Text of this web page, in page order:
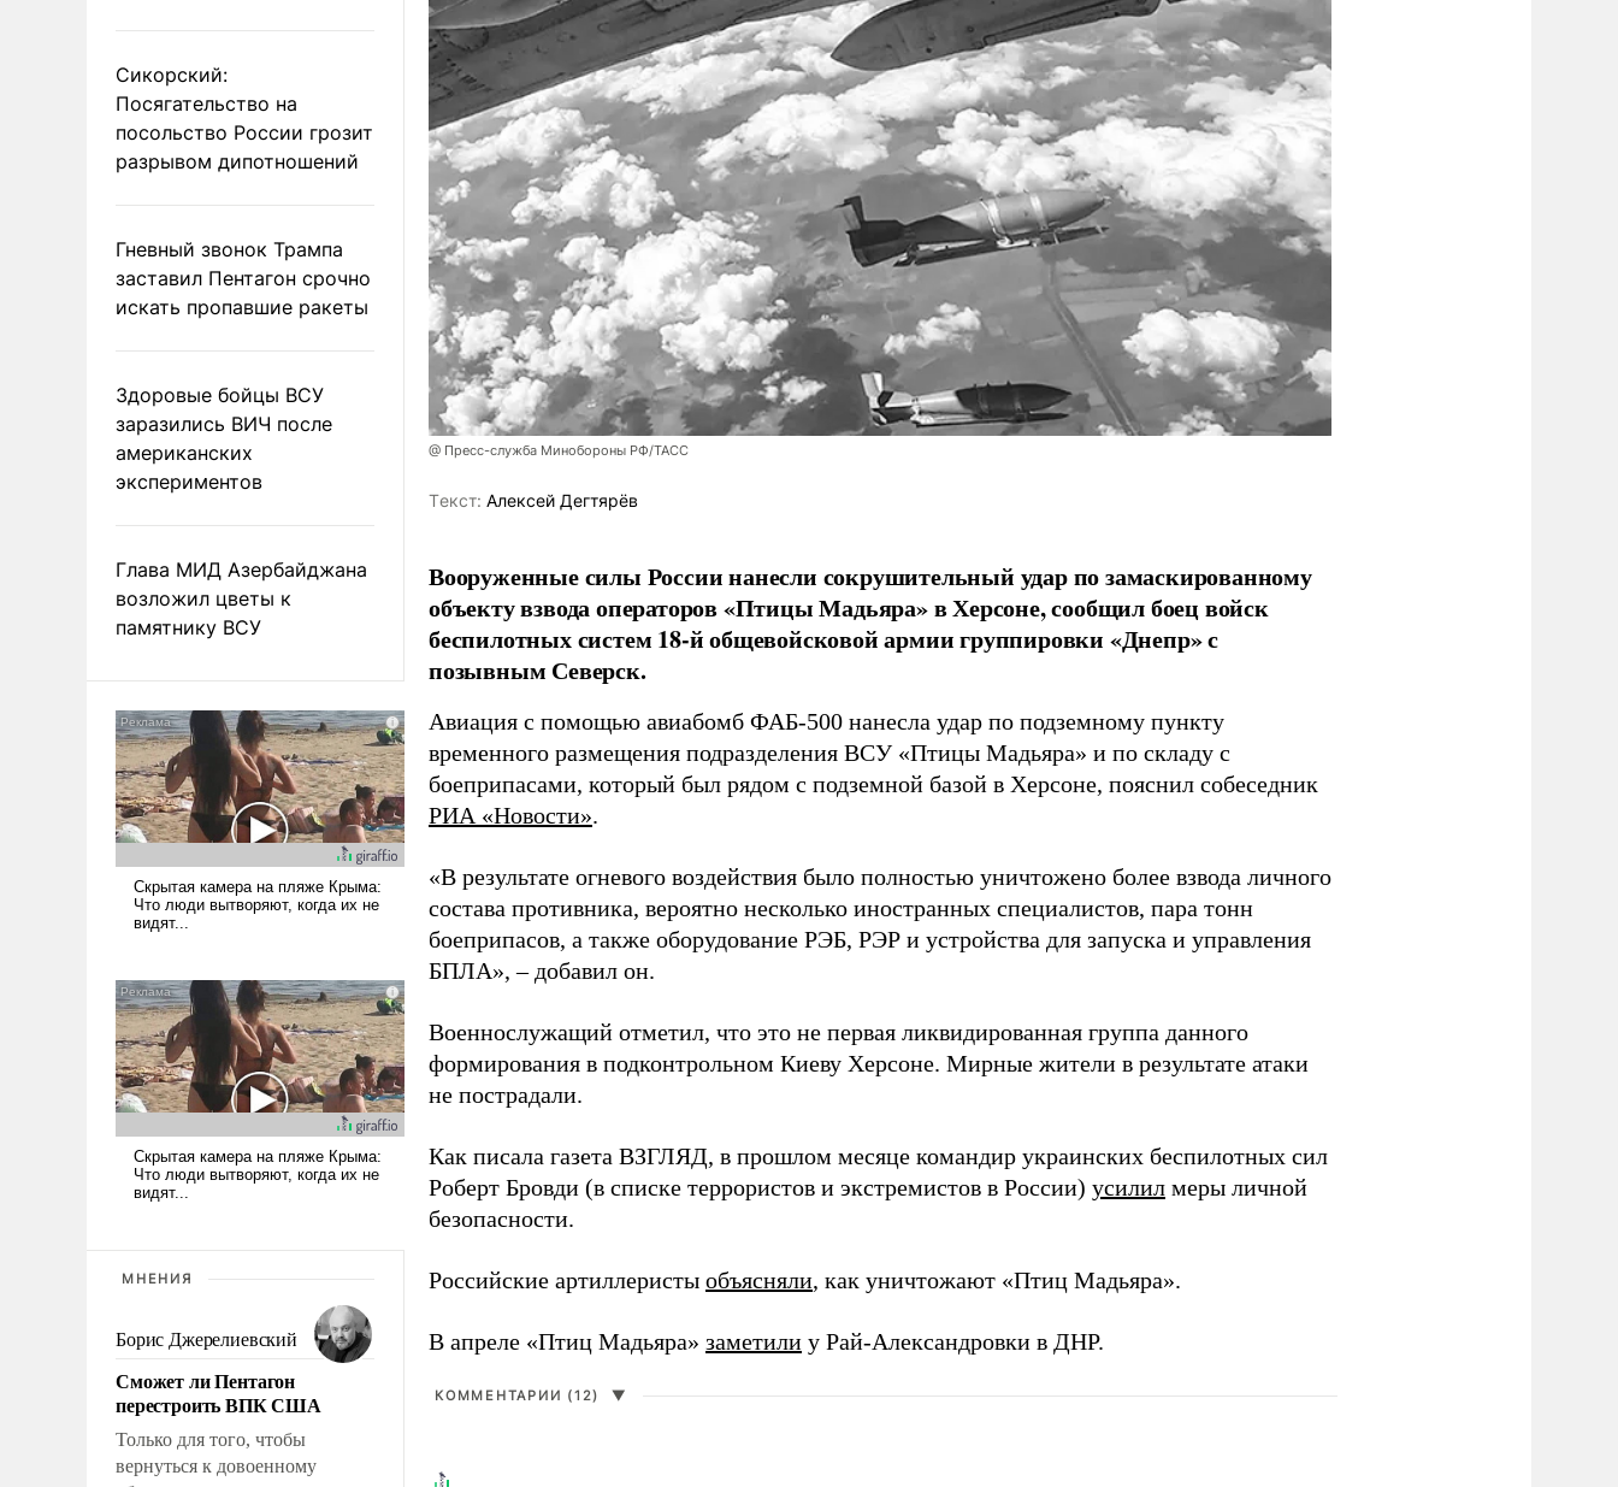
Сикорский:
Посягательство на
посольство России грозит
разрывом дипотношений
Гневный звонок Трампа
заставил Пентагон срочно
искать пропавшие ракеты
Здоровые бойцы ВСУ
заразились ВИЧ после
американских
экспериментов
Глава МИД Азербайджана
возложил цветы к
памятнику ВСУ
МНЕНИЯ
Борис Джерелиевский
Сможет ли Пентагон
перестроить ВПК США
Только для того, чтобы
вернуться к довоенному
@ Пресс-служба Минобороны РФ/ТАСС
Tекст: Алексей Дегтярёв
Вооруженные силы России нанесли сокрушительный удар по замаскированному
объекту взвода операторов «Птицы Мадьяра» в Херсоне, сообщил боец войск
беспилотных систем 18-й общевойсковой армии группировки «Днепр» с
позывным Северск.
Авиация с помощью авиабомб ФАБ-500 нанесла удар по подземному пункту
временного размещения подразделения ВСУ «Птицы Мадьяра» и по складу с
боеприпасами, который был рядом с подземной базой в Херсоне, пояснил собеседник
РИА «Новости».
«В результате огневого воздействия было полностью уничтожено более взвода личного
состава противника, вероятно несколько иностранных специалистов, пара тонн
боеприпасов, а также оборудование РЭБ, РЭР и устройства для запуска и управления
БПЛА», – добавил он.
Военнослужащий отметил, что это не первая ликвидированная группа данного
формирования в подконтрольном Киеву Херсоне. Мирные жители в результате атаки
не пострадали.
Как писала газета ВЗГЛЯД, в прошлом месяце командир украинских беспилотных сил
Роберт Бровди (в списке террористов и экстремистов в России) усилил меры личной
безопасности.
Российские артиллеристы объясняли, как уничтожают «Птиц Мадьяра».
В апреле «Птиц Мадьяра» заметили у Рай-Александровки в ДНР.
КОММЕНТАРИИ (12) ▼